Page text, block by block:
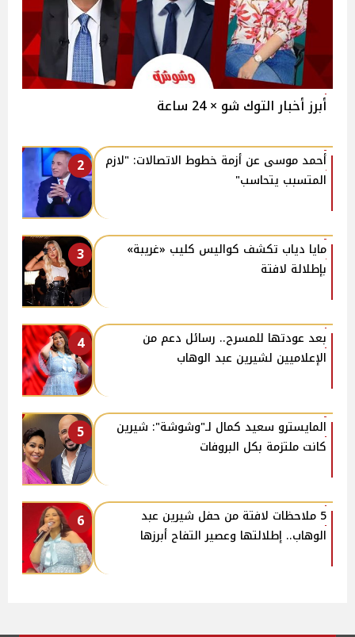
أبرز أخبار التوك شو × 24 ساعة
2
أحمد موسى عن أزمة خطوط الاتصالات: "لازم
المتسبب يتحاسب"
3
مايا دياب تكشف كواليس كليب «غريبة»
بإطلالة لافتة
4
بعد عودتها للمسرح.. رسائل دعم من
الإعلاميين لشيرين عبد الوهاب
5
المايسترو سعيد كمال لـ"وشوشة": شيرين
كانت ملتزمة بكل البروفات
6
5 ملاحظات لافتة من حفل شيرين عبد
الوهاب.. إطلالتها وعصير التفاح أبرزها